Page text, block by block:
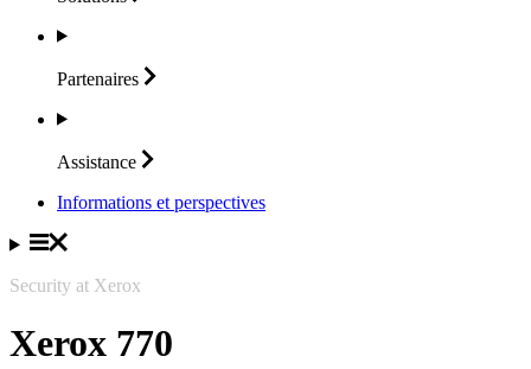
Partenaires
Assistance
Informations et perspectives
Security at Xerox
Xerox 770